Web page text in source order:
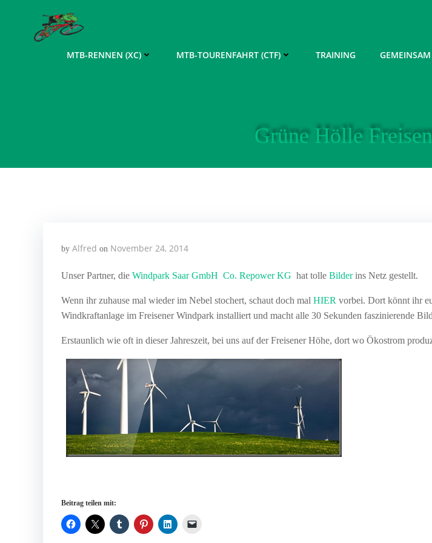
MTB-RENNEN (XC) MTB-TOURENFAHRT (CTF) TRAINING
Grüne Hölle
by Alfred on November 24, 2014
Unser Partner, die Windpark Saar GmbH Co. Repower KG hat tolle Bilderins Netz gestellt.
Wenn ihr zuhause mal wieder im Nebel stochert, schaut doch mal HIER vorbei. Dort könnt ihr
Windkraftanlage im Freisener Windpark installiert und macht alle 30 Sekunden faszinierende
Erstaunlich wie oft in dieser Jahreszeit, bei uns auf der Freisener Höhe, dort wo Ökostrom
Beitrag teilen mit: